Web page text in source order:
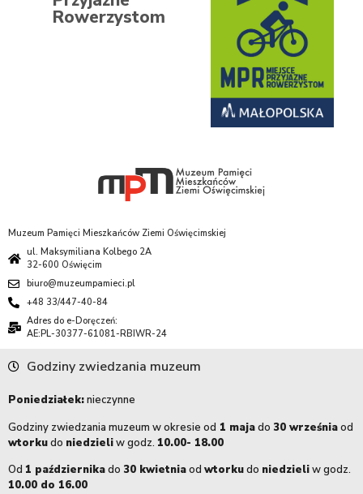
Rowerzystom
Muzeum Pamięci Mieszkańców Ziemi Oświęcimskiej
ul. Maksymiliana Kolbego 2A
32-600 Oświęcim
biuro@muzeumpamieci.pl
+48 33/447-40-84
Adres do e-Doręczeń:
AE:PL-30377-61081-RBIWR-24
Godziny zwiedzania muzeum
Poniedziałek:nieczynne
Godziny zwiedzania muzeum w okresie od 1 majado 30 wrześniaod
wtorkudo niedzieliw godz. 10.00- 18.00
Od 1 październikado 30 kwietniaod wtorkudo niedzieliw godz.
10.00 do 16.00